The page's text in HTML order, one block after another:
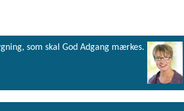
som skal God Adgang mærkes.